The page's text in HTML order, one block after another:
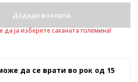
Додади во корпа
да ја изберете саканата големина!
да се врати во рок од 15